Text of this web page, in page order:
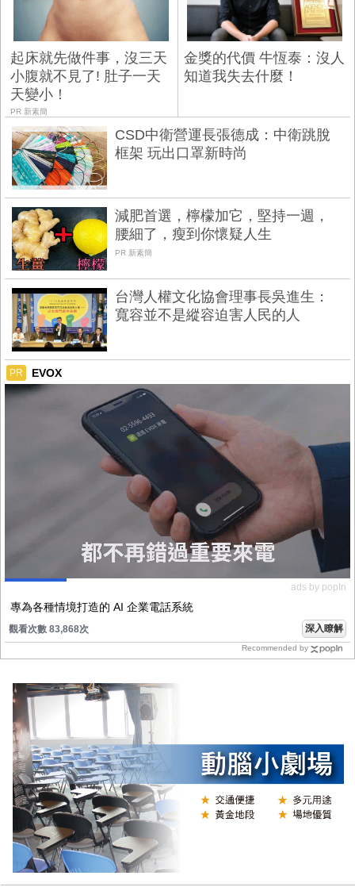
起床就先做件事，沒三天
小腹就不見了! 肚子一天
天變小！
PR 新素簡
金獎的代價 牛恆泰：沒人
知道我失去什麼！
CSD中衛營運長張德成：中衛跳脫
框架 玩出口罩新時尚
減肥首選，檸檬加它，堅持一週，
腰細了，瘦到你懷疑人生
PR 新素簡
台灣人權文化協會理事長吳進生：
寬容並不是縱容迫害人民的人
PR EVOX
ads by popIn
專為各種情境打造的 AI 企業電話系統
觀看次數 83,868次 深入瞭解
Recommended by